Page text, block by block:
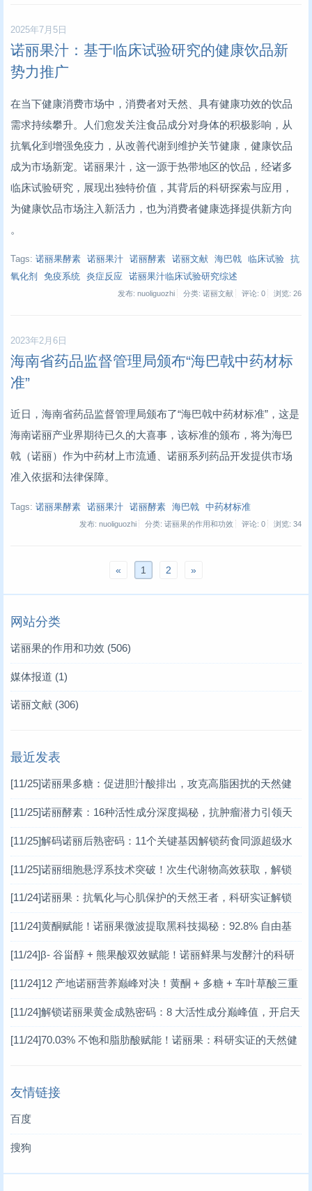
2025年7月5日
诺丽果汁：基于临床试验研究的健康饮品新
势力推广
在当下健康消费市场中，消费者对天然、具有健康功效的饮品
需求持续攀升。人们愈发关注食品成分对身体的积极影响，从
抗氧化到增强免疫力，从改善代谢到维护关节健康，健康饮品
成为市场新宠。诺丽果汁，这一源于热带地区的饮品，经诸多
临床试验研究，展现出独特价值，其背后的科研探索与应用，
为健康饮品市场注入新活力，也为消费者健康选择提供新方向
。
Tags: 诺丽果酵素 诺丽果汁 诺丽酵素 诺丽文献 海巴戟 临床试验
抗
氧化剂
免疫系统 炎症反应 诺丽果汁临床试验研究综述
发布: nuoliguozhi 分类: 诺丽文献 评论: 0 浏览: 26
2023年2月6日
海南省药品监督管理局颁布“海巴戟中药材标
准”
近日，海南省药品监督管理局颁布了“海巴戟中药材标准”，这是
海南诺丽产业界期待已久的大喜事，该标准的颁布，将为海巴
戟（诺丽）作为中药材上市流通、诺丽系列药品开发提供市场
准入依据和法律保障。
Tags: 诺丽果酵素 诺丽果汁 诺丽酵素 海巴戟 中药材标准
发布: nuoliguozhi 分类: 诺丽果的作用和功效 评论: 0 浏览: 34
« 1 2 »
网站分类
诺丽果的作用和功效 (506)
媒体报道 (1)
诺丽文献 (306)
最近发表
[11/25]诺丽果多糖：促进胆汁酸排出，攻克高脂困扰的天然健
[11/25]诺丽酵素：16种活性成分深度揭秘，抗肿瘤潜力引领天
然健康新潮流
[11/25]解码诺丽后熟密码：11个关键基因解锁药食同源超级水
果的健康潜能
[11/25]诺丽细胞悬浮系技术突破！次生代谢物高效获取，解锁
天然健康新密码
[11/24]诺丽果：抗氧化与心肌保护的天然王者，科研实证解锁
健康新范式
[11/24]黄酮赋能！诺丽果微波提取黑科技揭秘：92.8% 自由基
清除率的天然健康密码
[11/24]β- 谷甾醇 + 熊果酸双效赋能！诺丽鲜果与发酵汁的科研
揭秘，开启天然健康新赛道
[11/24]12 产地诺丽营养巅峰对决！黄酮 + 多糖 + 车叶草酸三重
赋能，解锁天然健康新密码 —— 基于权威科研数据的诺丽价值
深度解读
[11/24]解锁诺丽果黄金成熟密码：8 大活性成分巅峰值，开启天
[11/24]70.03% 不饱和脂肪酸赋能！诺丽果：科研实证的天然健
友情链接
百度
搜狗